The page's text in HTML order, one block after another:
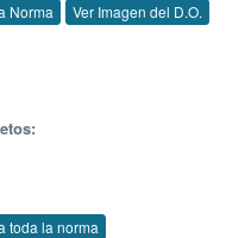
Norma Ver Imagen del D.O.
toda la norma